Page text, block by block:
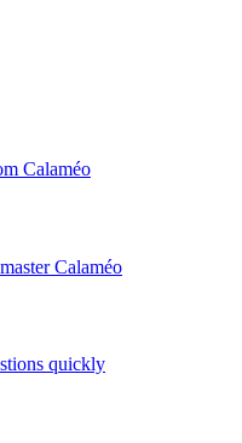
Calaméo
Calaméo
quickly